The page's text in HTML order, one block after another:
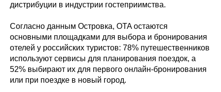
дистрибуции в индустрии гостеприимства.
Согласно данным Островка, OTA остаются
основными площадками для выбора и бронирования
отелей у российских туристов: 78% путешественников
используют сервисы для планирования поездок, а
52% выбирают их для первого онлайн-бронирования
или при поездке в новый город.